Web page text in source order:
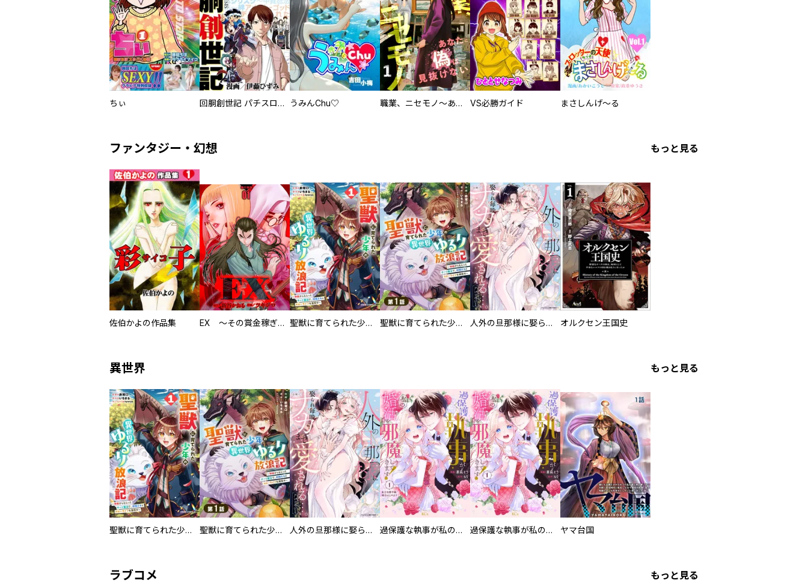
ちぃ 回胴創世記 パチスロを創った男達 うみんChu♡ 職業、ニセモノ～あなたに偽は見抜けない【電子単行本版】 VS必勝ガイド まさしんげ～る
ファンタジー・幻想 もっと見る
佐伯かよの作品集 EX ～その賞金稼ぎは、世界の出口を探す～【単行本版】 聖獣に育てられた少年の異世界ゆるり放浪記～神様からもらったチート魔法で、仲間たちとスローライフを満喫中～ 聖獣に育てられた少年の異世界ゆるり放浪記～神様からもらったチート魔法で、仲間たちとスローライフを満喫中～【分冊版】 人外の旦那様に娶られ毎晩ナカまで愛される…。アンソロジー オルクセン王国史
異世界 もっと見る
聖獣に育てられた少年の異世界ゆるり放浪記～神様からもらったチート魔法で、仲間たちとスローライフを満喫中～ 聖獣に育てられた少年の異世界ゆるり放浪記～神様からもらったチート魔法で、仲間たちとスローライフを満喫中～【分冊版】 人外の旦那様に娶られ毎晩ナカまで愛される…。アンソロジー 過保護な執事が私の婚活を邪魔してきます！ 分冊版 過保護な執事が私の婚活を邪魔してきます！ ヤマ台国
ラブコメ もっと見る